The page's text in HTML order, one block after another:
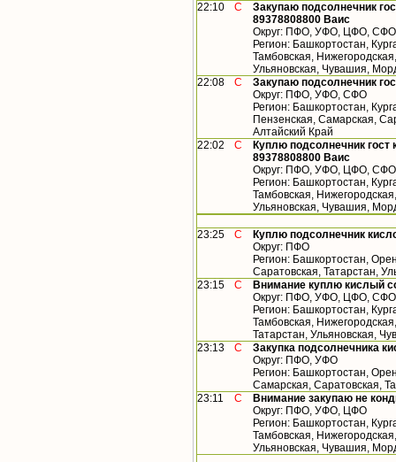
22:10 С
Закупаю подсолнечник
89378808800 Ваис
Округ: ПФО, УФО, ЦФО, СФО
Регион: Башкортостан,
Тамбовская,
Ульяновская, Чувашия,
22:08
С
Закупаю подсолнечник
Округ: ПФО, УФО, СФО
Регион: Башкортостан,
Пензенская, Самарская,
Алтайский Край
22:02
С
Куплю подсолнечник
89378808800 Ваис
Округ: ПФО, УФО, ЦФО, СФО
Регион: Башкортостан,
Тамбовская,
Ульяновская, Чувашия,
23:25 С
Куплю подсолнечник
Округ: ПФО
Регион: Башкортостан,
Саратовская, Татарстан,
23:15
С
Внимание куплю кислый
Округ: ПФО, УФО, ЦФО, СФО
Регион: Башкортостан,
Тамбовская,
Татарстан, Ульяновская,
23:13
С
Закупка подсолнечника
Округ: ПФО, УФО
Регион: Башкортостан,
Самарская, Саратовская,
23:11
С
Внимание закупаю не
Округ: ПФО, УФО, ЦФО
Регион: Башкортостан,
Тамбовская,
Ульяновская, Чувашия,